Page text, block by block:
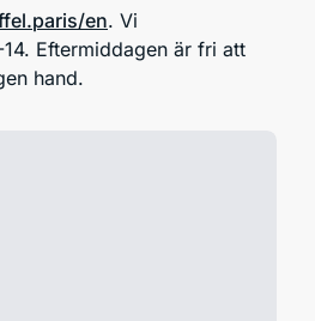
en. Vi
Eftermiddagen är fri att
hand.